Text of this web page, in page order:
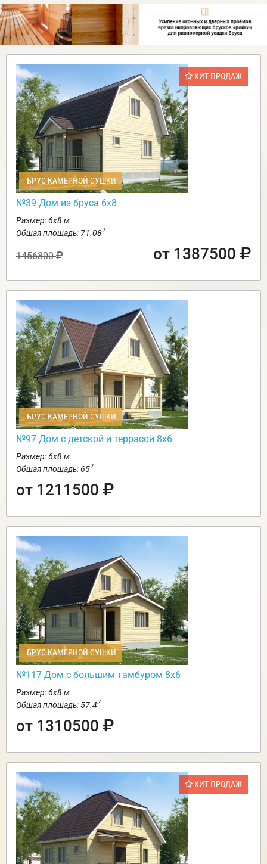
ХИТ ПРОДАЖ
БРУС КАМЕРНОЙ СУШКИ
№39 Дом из бруса 6х8
Размер: 6х8 м
Общая площадь: 71.082
1456800 от 1387500
БРУС КАМЕРНОЙ СУШКИ
№97 Дом с детской и террасой 8х6
Размер: 6х8 м
Общая площадь: 652
от 1211500
БРУС КАМЕРНОЙ СУШКИ
№117 Дом с большим тамбуром 8х6
Размер: 6х8 м
Общая площадь: 57.42
от 1310500
ХИТ ПРОДАЖ